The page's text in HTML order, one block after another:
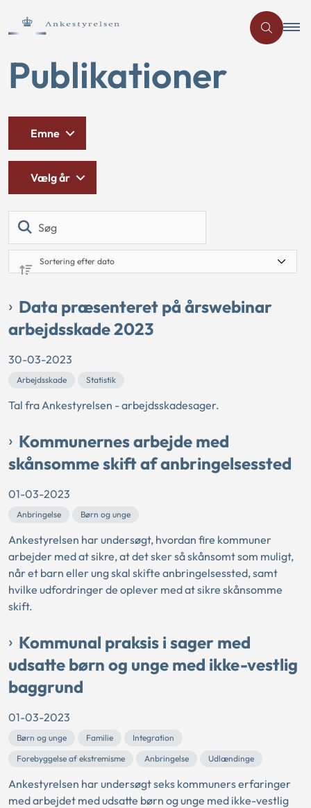
Publikationer
Emne
Vælg år
Data præsenteret på årswebinar
arbejdsskade 2023
30-03-2023
Arbejdsskade Statistik
Tal fra Ankestyrelsen - arbejdsskadesager.
Kommunernes arbejde med
skånsomme skift af anbringelsessted
01-03-2023
Anbringelse Børn og unge
Ankestyrelsen har undersøgt, hvordan fire kommuner
arbejder med at sikre, at det sker så skånsomt som muligt,
når et barn eller ung skal skifte anbringelsessted, samt
hvilke udfordringer de oplever med at sikre skånsomme
skift.
Kommunal praksis i sager med
udsatte børn og unge med ikke-vestlig
baggrund
01-03-2023
Børn og unge Familie
Integration
Forebyggelse af ekstremisme
Anbringelse Udlændinge
Ankestyrelsen har undersøgt seks kommuners erfaringer
med arbejdet med udsatte børn og unge med ikke-vestlig